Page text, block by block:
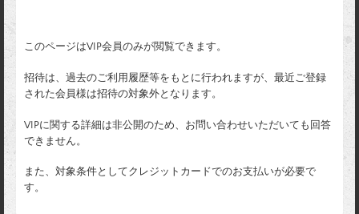
このページはVIP会員のみが閲覧できます。
招待は、過去のご利用履歴等をもとに行われますが、最近ご登録
された会員様は招待の対象外となります。
VIPに関する詳細は非公開のため、お問い合わせいただいても回答
できません。
また、対象条件としてクレジットカードでのお支払いが必要で
す。